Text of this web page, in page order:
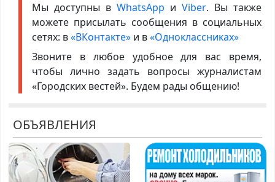
Мы доступны в WhatsApp иViber. Вы также
можете присылать сообщения в социальных
сетях: в«ВКонтакте»и в«Одноклассниках»
Звоните в любое удобное для вас время,
чтобы лично задать вопросы журналистам
«Городских вестей». Будем рады общению!
ОБЪЯВЛЕНИЯ